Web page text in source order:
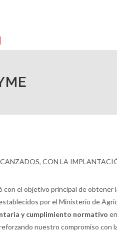
CON LA
el objetivo principal de obtener
por el Ministerio de
y cumplimiento normativo
nuestro compromiso con